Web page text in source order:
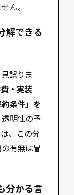
ん。
解できる
誤りま
・実装
条件」を
明性の予
、この分
有無は冒
分かる言